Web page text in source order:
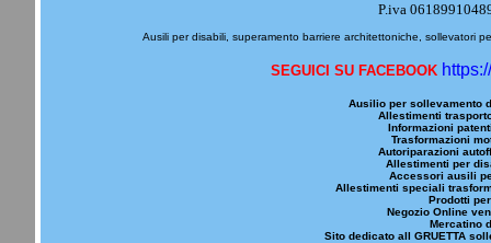
P.iva
Ausili per disabili, superamento barriere architettoniche, sollevatori
SEGUICI SU FACEBOOK
Ausilio per sollevamento
Allestimenti
Informazioni
Trasformazioni
Autoriparazioni
Allestimenti per
Accessori ausili
Allestimenti speciali
Prodotti
Negozio Online
Mercatino
Sito dedicato all GRUETTA